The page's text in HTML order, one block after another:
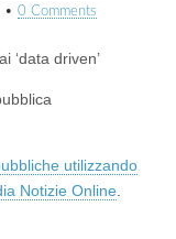
• 0 Comments
‘data driven’
utilizzando
Notizie Online